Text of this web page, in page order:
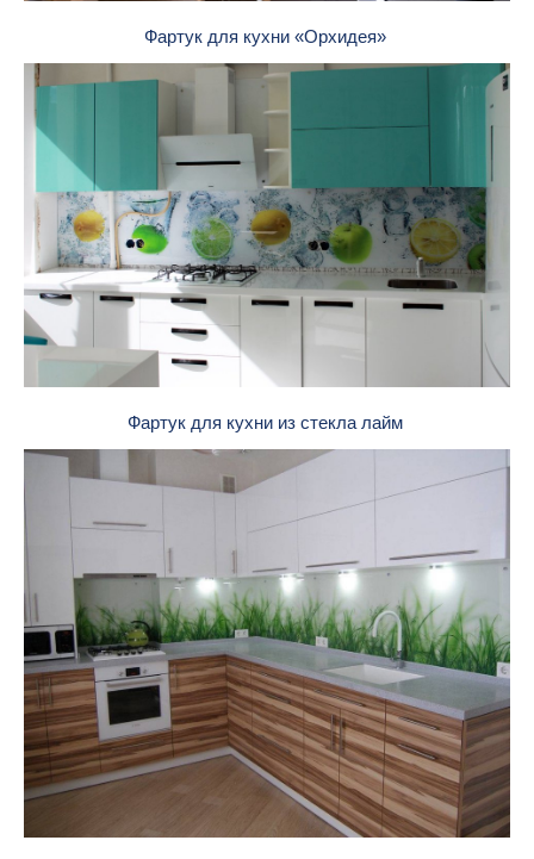
Фартук для кухни «Орхидея»
Фартук для кухни из стекла лайм